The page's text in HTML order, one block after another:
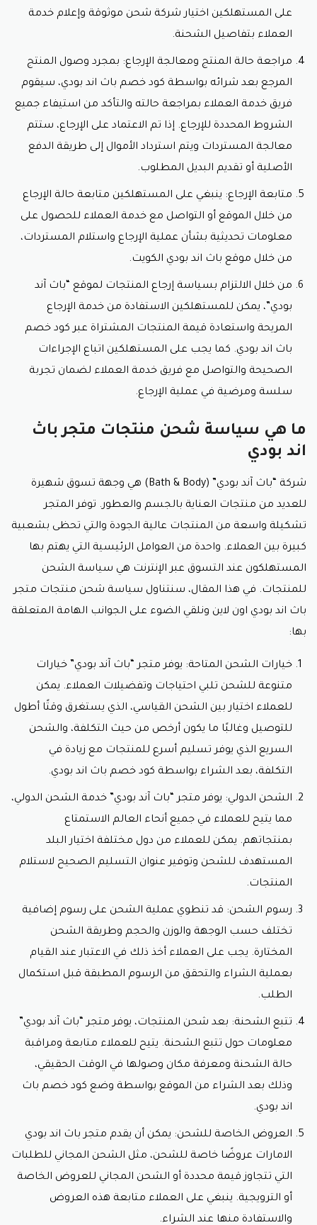
على المستهلكين اختيار شركة شحن موثوقة وإعلام خدمة
العملاء بتفاصيل الشحنة.
مراجعة حالة المنتج ومعالجة الإرجاع: بمجرد وصول المنتج
المرجع بعد شرائه بواسطة كود خصم باث اند بودي، سيقوم
فريق خدمة العملاء بمراجعة حالته والتأكد من استيفاء جميع
الشروط المحددة للإرجاع. إذا تم الاعتماد على الإرجاع، ستتم
معالجة المستردات ويتم استرداد الأموال إلى طريقة الدفع
الأصلية أو تقديم البديل المطلوب.
متابعة الإرجاع: ينبغي على المستهلكين متابعة حالة الإرجاع
من خلال الموقع أو التواصل مع خدمة العملاء للحصول على
معلومات تحديثية بشأن عملية الإرجاع واستلام المستردات،
من خلال موقع باث اند بودي الكويت.
من خلال الالتزام بسياسة إرجاع المنتجات لموقع “باث آند
بودي”، يمكن للمستهلكين الاستفادة من خدمة الإرجاع
المريحة واستعادة قيمة المنتجات المشتراة عبر كود خصم
باث اند بودي. كما يجب على المستهلكين اتباع الإجراءات
الصحيحة والتواصل مع فريق خدمة العملاء لضمان تجربة
سلسة ومرضية في عملية الإرجاع.
ما هي سياسة شحن منتجات متجر باث
اند بودي
شركة “باث آند بودي” (Bath & Body) هي وجهة تسوق شهيرة
للعديد من منتجات العناية بالجسم والعطور. توفر المتجر
تشكيلة واسعة من المنتجات عالية الجودة والتي تحظى بشعبية
كبيرة بين العملاء. واحدة من العوامل الرئيسية التي يهتم بها
المستهلكون عند التسوق عبر الإنترنت هي سياسة الشحن
للمنتجات. في هذا المقال، سنتناول سياسة شحن منتجات متجر
باث اند بودي اون لاين ونلقي الضوء على الجوانب الهامة المتعلقة
بها:
خيارات الشحن المتاحة: يوفر متجر “باث آند بودي” خيارات
متنوعة للشحن تلبي احتياجات وتفضيلات العملاء. يمكن
للعملاء اختيار بين الشحن القياسي، الذي يستغرق وقتًا أطول
للتوصيل وغالبًا ما يكون أرخص من حيث التكلفة، والشحن
السريع الذي يوفر تسليم أسرع للمنتجات مع زيادة في
التكلفة، بعد الشراء بواسطة كود خصم باث اند بودي.
الشحن الدولي: يوفر متجر “باث آند بودي” خدمة الشحن الدولي،
مما يتيح للعملاء في جميع أنحاء العالم الاستمتاع
بمنتجاتهم. يمكن للعملاء من دول مختلفة اختيار البلد
المستهدف للشحن وتوفير عنوان التسليم الصحيح لاستلام
المنتجات.
رسوم الشحن: قد تنطوي عملية الشحن على رسوم إضافية
تختلف حسب الوجهة والوزن والحجم وطريقة الشحن
المختارة. يجب على العملاء أخذ ذلك في الاعتبار عند القيام
بعملية الشراء والتحقق من الرسوم المطبقة قبل استكمال
الطلب.
تتبع الشحنة: بعد شحن المنتجات، يوفر متجر “باث آند بودي”
معلومات حول تتبع الشحنة. يتيح للعملاء متابعة ومراقبة
حالة الشحنة ومعرفة مكان وصولها في الوقت الحقيقي،
وذلك بعد الشراء من الموقع بواسطة وضع كود خصم باث
اند بودي.
العروض الخاصة للشحن: يمكن أن يقدم متجر باث اند بودي
الامارات عروضًا خاصة للشحن، مثل الشحن المجاني للطلبات
التي تتجاوز قيمة محددة أو الشحن المجاني للعروض الخاصة
أو الترويجية. ينبغي على العملاء متابعة هذه العروض
والاستفادة منها عند الشراء.